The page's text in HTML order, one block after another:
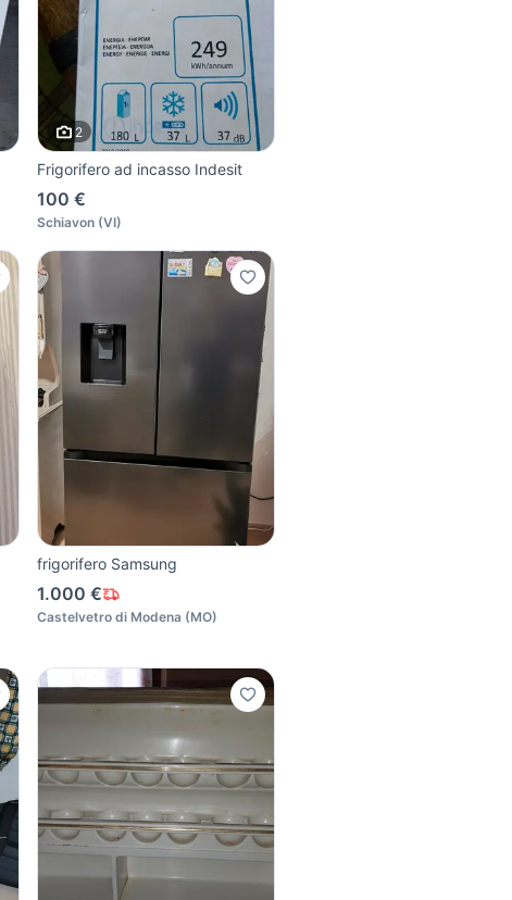
2
Frigorifero ad incasso Indesit
100 €
Schiavon (VI)
frigorifero Samsung
1.000 €
Castelvetro di Modena (MO)